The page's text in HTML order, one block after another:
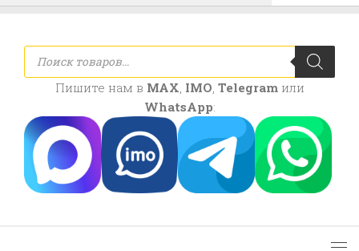
Поиск
товаров
Пишите нам в MAX IMO Telegramили
WhatsApp: